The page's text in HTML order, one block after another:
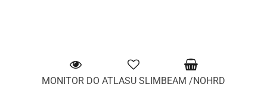
MONITOR DO ATLASU SLIMBEAM /NOHRD